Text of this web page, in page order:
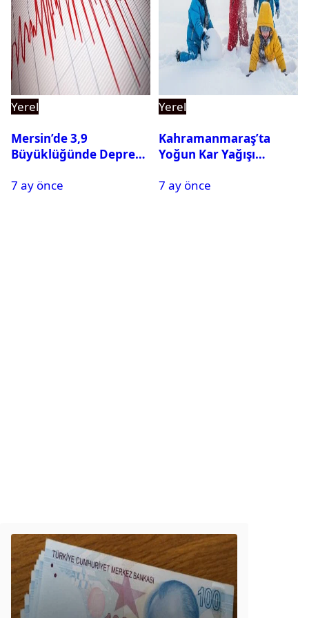
Yerel
Mersin’de 3,9
Büyüklüğünde Deprem
7 ay önce
Yerel
Kahramanmaraş’ta
Yoğun Kar Yağışı
Tatil
7 ay önce